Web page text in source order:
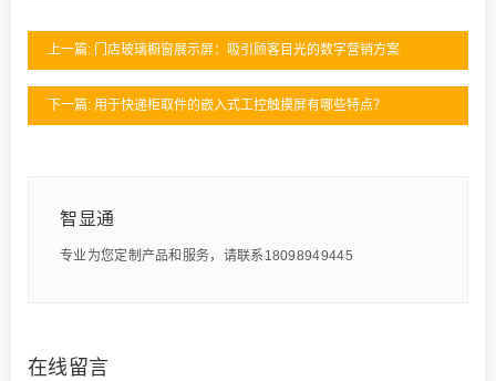
上一篇: 门店玻璃橱窗展示屏：吸引顾客目光的数字营销方案
下一篇: 用于快递柜取件的嵌入式工控触摸屏有哪些特点？
智显通
专业为您定制产品和服务，请联系18098949445
在线留言